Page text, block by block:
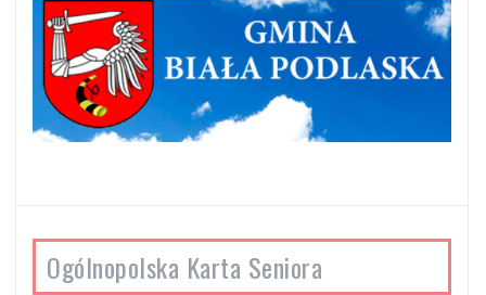
Ogólnopolska Karta Seniora